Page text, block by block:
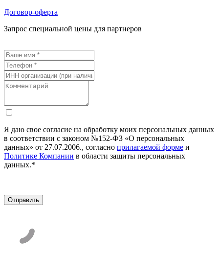
Договор-оферта
Запрос специальной цены для партнеров
Я даю свое согласие на обработку моих персональных данных
в соответствии с законом №152-ФЗ «О персональных
данных» от 27.07.2006., согласно прилагаемой форме и
Политике Компании в области защиты персональных
данных.*